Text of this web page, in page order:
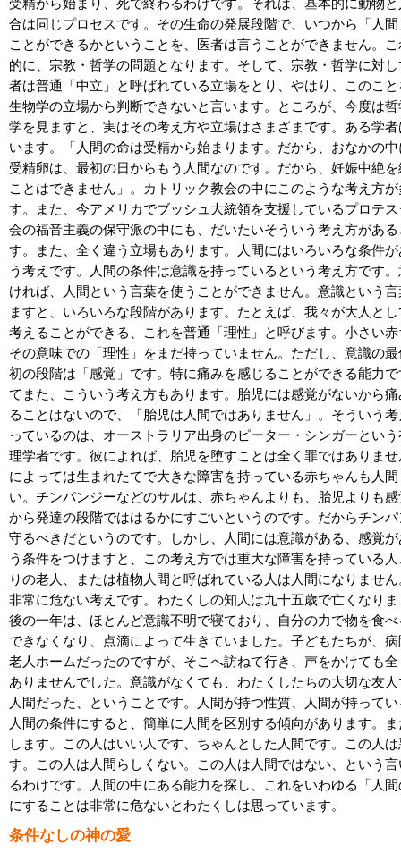
受精から始まり、死で終わるわけです。それは、基本的に動物
合は同じプロセスです。その生命の発展段階で、いつから「人
ことができるかということを、医者は言うことができません。
的に、宗教・哲学の問題となります。そして、宗教・哲学に対
者は普通「中立」と呼ばれている立場をとり、やはり、このこ
生物学の立場から判断できないと言います。ところが、今度は
学を見ますと、実はその考え方や立場はさまざまです。ある学
います。「人間の命は受精から始まります。だから、おなかの
受精卵は、最初の日からもう人間なのです。だから、妊娠中絶
ことはできません」。カトリック教会の中にこのような考え方
す。また、今アメリカでブッシュ大統領を支援しているプロテ
会の福音主義の保守派の中にも、だいたいそういう考え方があ
す。また、全く違う立場もあります。人間にはいろいろな条件
う考えです。人間の条件は意識を持っているという考え方です
ければ、人間という言葉を使うことができません。意識という
ますと、いろいろな段階があります。たとえば、我々が大人と
考えることができる、これを普通「理性」と呼びます。小さい
その意味での「理性」をまだ持っていません。ただし、意識の
初の段階は「感覚」です。特に痛みを感じることができる能力
てまた、こういう考え方もあります。胎児には感覚がないから
ることはないので、「胎児は人間ではありません」。そういう
っているのは、オーストラリア出身のピーター・シンガーとい
理学者です。彼によれば、胎児を堕すことは全く罪ではありま
によっては生まれたてで大きな障害を持っている赤ちゃんも人
い。チンパンジーなどのサルは、赤ちゃんよりも、胎児よりも
から発達の段階でははるかにすごいというのです。だからチン
守るべきだというのです。しかし、人間には意識がある、感覚
う条件をつけますと、この考え方では重大な障害を持っている
りの老人、または植物人間と呼ばれている人は人間になりませ
非常に危ない考えです。わたくしの知人は九十五歳で亡くなり
後の一年は、ほとんど意識不明で寝ており、自分の力で物を食
できなくなり、点滴によって生きていました。子どもたちが、
老人ホームだったのですが、そこへ訪ねて行き、声をかけても
ありませんでした。意識がなくても、わたくしたちの大切な友
人間だった、ということです。人間が持つ性質、人間が持って
人間の条件にすると、簡単に人間を区別する傾向があります。
します。この人はいい人です、ちゃんとした人間です。この人
す。この人は人間らしくない。この人は人間ではない、という
るわけです。人間の中にある能力を探し、これをいわゆる「人
にすることは非常に危ないとわたくしは思っています。
条件なしの神の愛